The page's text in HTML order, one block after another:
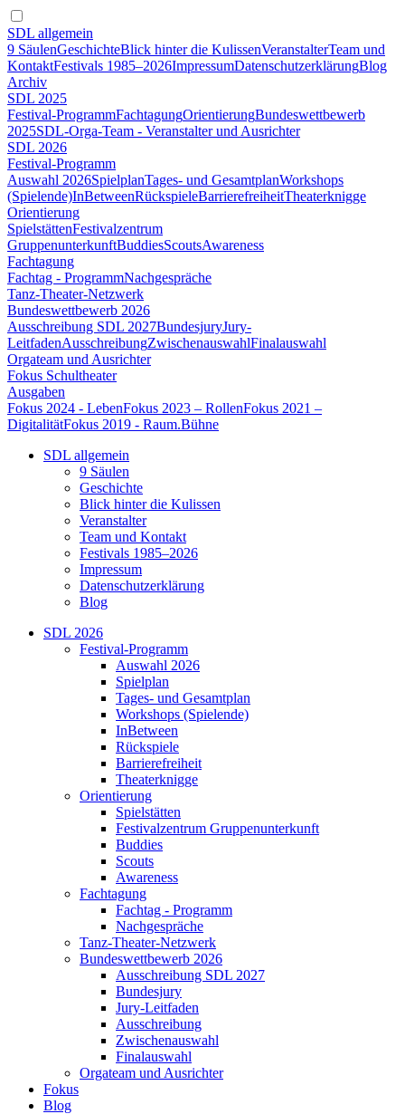
SDL allgemein
9 SäulenGeschichteBlick hinter die KulissenVeranstalterTeam und
KontaktFestivals 1985–2026ImpressumDatenschutzerklärungBlog
Archiv
SDL 2025
Festival-ProgrammFachtagungOrientierungBundeswettbewerb
2025SDL-Orga-Team - Veranstalter und Ausrichter
SDL 2026
Festival-Programm
Auswahl 2026SpielplanTages- und GesamtplanWorkshops
(Spielende)InBetweenRückspieleBarrierefreiheitTheaterknigge
Orientierung
SpielstättenFestivalzentrum
GruppenunterkunftBuddiesScoutsAwareness
Fachtagung
Fachtag - ProgrammNachgespräche
Tanz-Theater-Netzwerk
Bundeswettbewerb 2026
Ausschreibung SDL 2027BundesjuryJury-
LeitfadenAusschreibungZwischenauswahlFinalauswahl
Orgateam und Ausrichter
Fokus Schultheater
Ausgaben
Fokus 2024 - LebenFokus 2023 – RollenFokus 2021 –
DigitalitätFokus 2019 - Raum.Bühne
SDL allgemein
9 Säulen
Geschichte
Blick hinter die Kulissen
Veranstalter
Team und Kontakt
Festivals 1985–2026
Impressum
Datenschutzerklärung
Blog
SDL 2026
Festival-Programm
Auswahl 2026
Spielplan
Tages- und Gesamtplan
Workshops (Spielende)
InBetween
Rückspiele
Barrierefreiheit
Theaterknigge
Orientierung
Spielstätten
Festivalzentrum Gruppenunterkunft
Buddies
Scouts
Awareness
Fachtagung
Fachtag - Programm
Nachgespräche
Tanz-Theater-Netzwerk
Bundeswettbewerb 2026
Ausschreibung SDL 2027
Bundesjury
Jury-Leitfaden
Ausschreibung
Zwischenauswahl
Finalauswahl
Orgateam und Ausrichter
Fokus
Blog